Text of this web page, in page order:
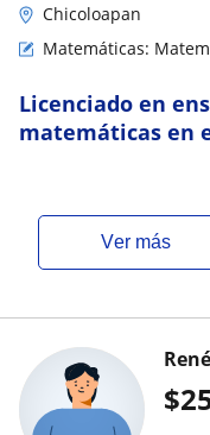
Chicoloapan
Matemáticas:
Licenciado en
matemáticas en
ver más
$